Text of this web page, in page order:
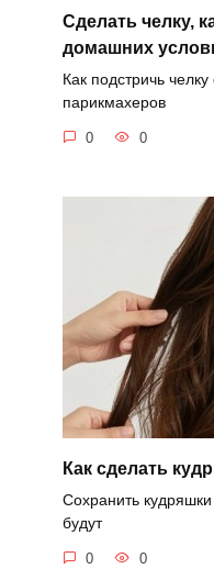
Сделать челку,
домашних
Как подстричь
парикмахеров
0 0
Как сделать
Сохранить
будут
0 0